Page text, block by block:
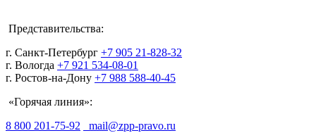
Представительства:
г. Санкт-Петербург +7 905 21-828-32
г. Вологда +7 921 534-08-01
г. Ростов-на-Дону +7 988 588-40-45
«Горячая линия»:
8 800 201-75-92
mail@zpp-pravo.ru